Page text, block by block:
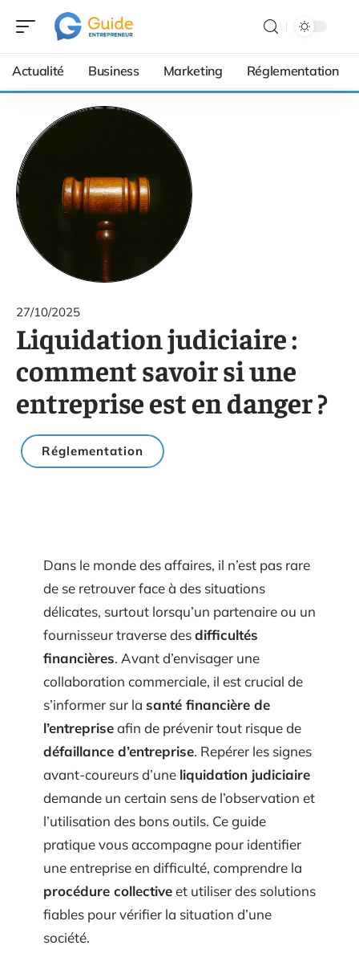
Actualité Business Marketing Réglementation
27/10/2025
Liquidation judiciaire :
comment savoir si une
entreprise est en danger ?
Réglementation
Dans le monde des affaires, il n’est pas rare
de se retrouver face à des situations
délicates, surtout lorsqu’un partenaire ou un
fournisseur traverse desdifficultés
financières. Avant d’envisager une
collaboration commerciale, il est crucial de
s’informer sur la santé financière de
l’entrepriseafin de prévenir tout risque de
défaillance d’entreprise. Repérer les signes
avant-coureurs d’une liquidation judiciaire
demande un certain sens de l’observation et
l’utilisation des bons outils. Ce guide
pratique vous accompagne pour identifier
une entreprise en difficulté, comprendre la
procédure collectiveet utiliser des solutions
fiables pour vérifier la situation d’une
société.